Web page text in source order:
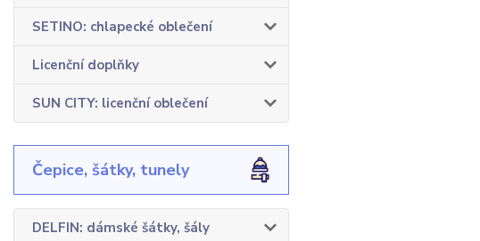
SETINO: chlapecké oblečení
Licenční doplňky
SUN CITY: licenční oblečení
Čepice, šátky, tunely
DELFIN: dámské šátky, šály